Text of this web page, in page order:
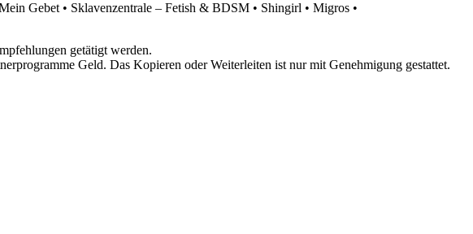
Gebet • Sklavenzentrale – Fetish & BDSM • Shingirl • Migros •
getätigt werden.
Geld. Das Kopieren oder Weiterleiten ist nur mit Genehmigung gestattet.